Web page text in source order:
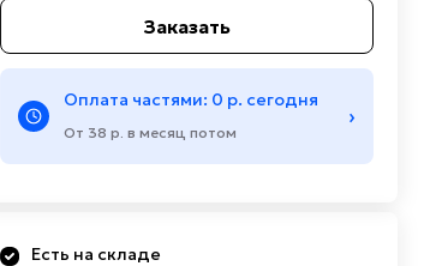
Заказать
Оплата частями: 0 р. сегодня
От 38 р. в месяц потом
›
Есть на складе